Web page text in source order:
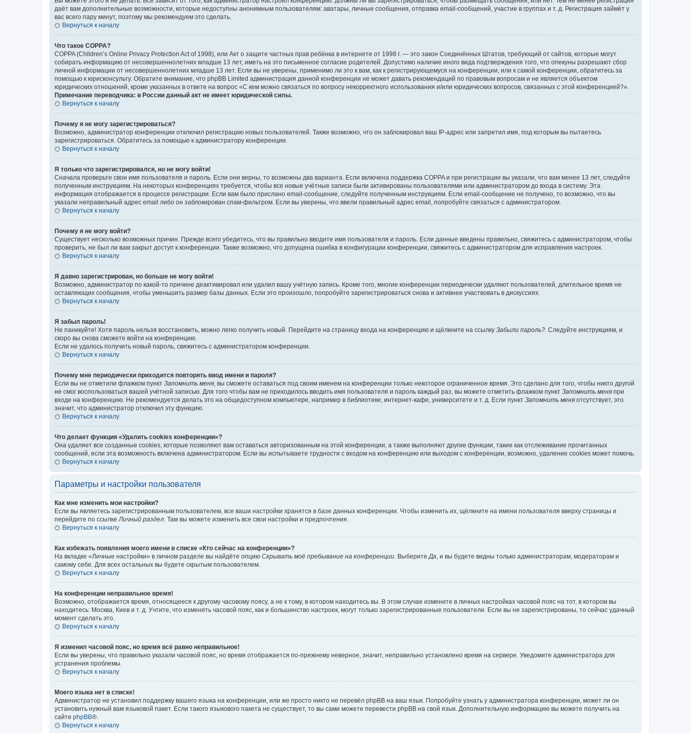
даёт вам дополнительные возможности, которые недоступны анонимным пользователям: аватары, личные сообщения, отправка email-сообщений, участие в группах и т. д. Регистрация займёт у
вас всего пару минут, поэтому мы рекомендуем это сделать.
Вернуться к началу
Что такое COPPA?
COPPA (Children’s Online Privacy Protection Act of 1998), или Акт о защите частных прав ребёнка в интернете от 1998 г. — это закон Соединённых Штатов, требующий от сайтов, которые могут
собирать информацию от несовершеннолетних младше 13 лет, иметь на это письменное согласие родителей. Допустимо наличие иного вида подтверждения того, что опекуны разрешают сбор
личной информации от несовершеннолетних младше 13 лет. Если вы не уверены, применимо ли это к вам, как к регистрирующемуся на конференции, или к самой конференции, обратитесь за
помощью к юрисконсульту. Обратите внимание, что phpBB Limited администрация данной конференции не может давать рекомендаций по правовым вопросам и не является объектом
юридических отношений, кроме указанных в ответе на вопрос «С кем можно связаться по вопросу некорректного использования и/или юридических вопросов, связанных с этой конференцией?».
Примечание переводчика: в России данный акт не имеет юридической силы.
Вернуться к началу
Почему я не могу зарегистрироваться?
Возможно, администратор конференции отключил регистрацию новых пользователей. Также возможно, что он заблокировал ваш IP-адрес или запретил имя, под которым вы пытаетесь
зарегистрироваться. Обратитесь за помощью к администратору конференции.
Вернуться к началу
Я только что зарегистрировался, но не могу войти!
Сначала проверьте свои имя пользователя и пароль. Если они верны, то возможны два варианта. Если включена поддержка COPPA и при регистрации вы указали, что вам менее 13 лет, следуйте
полученным инструкциям. На некоторых конференциях требуется, чтобы все новые учётные записи были активированы пользователями или администратором до входа в систему. Эта
информация отображается в процессе регистрации. Если вам было прислано email-сообщение, следуйте полученным инструкциям. Если email-сообщение не получено, то возможно, что вы
указали неправильный адрес email либо он заблокирован спам-фильтром. Если вы уверены, что ввели правильный адрес email, попробуйте связаться с администратором.
Вернуться к началу
Почему я не могу войти?
Существует несколько возможных причин. Прежде всего убедитесь, что вы правильно вводите имя пользователя и пароль. Если данные введены правильно, свяжитесь с администратором, чтобы
проверить, не был ли вам закрыт доступ к конференции. Также возможно, что допущена ошибка в конфигурации конференции, свяжитесь с администратором для исправления настроек.
Вернуться к началу
Я давно зарегистрирован, но больше не могу войти!
Возможно, администратор по какой-то причине деактивировал или удалил вашу учётную запись. Кроме того, многие конференции периодически удаляют пользователей, длительное время не
оставляющих сообщения, чтобы уменьшить размер базы данных. Если это произошло, попробуйте зарегистрироваться снова и активнее участвовать в дискуссиях.
Вернуться к началу
Я забыл пароль!
Не паникуйте! Хотя пароль нельзя восстановить, можно легко получить новый. Перейдите на страницу входа на конференцию и щёлкните на ссылку Забыли пароль? . Следуйте инструкциям, и
скоро вы снова сможете войти на конференцию.
Если не удалось получить новый пароль, свяжитесь с администратором конференции.
Вернуться к началу
Почему мне периодически приходится повторять ввод имени и пароля?
Если вы не отметили флажком пункт Запомнить меня , вы сможете оставаться под своим именем на конференции только некоторое ограниченное время. Это сделано для того, чтобы никто другой
не смог воспользоваться вашей учётной записью. Для того чтобы вам не приходилось вводить имя пользователя и пароль каждый раз, вы можете отметить флажком пункт Запомнить меня при
входе на конференцию. Не рекомендуется делать это на общедоступном компьютере, например в библиотеке, интернет-кафе, университете и т. д. Если пункт Запомнить меня отсутствует, это
значит, что администратор отключил эту функцию.
Вернуться к началу
Что делает функция «Удалить cookies конференции»?
Она удаляет все созданные cookies, которые позволяют вам оставаться авторизованным на этой конференции, а также выполняют другие функции, такие как отслеживание прочитанных
сообщений, если эта возможность включена администратором. Если вы испытываете трудности с входом на конференцию или выходом с конференции, возможно, удаление cookies может помочь.
Вернуться к началу
Параметры и настройки пользователя
Как мне изменить мои настройки?
Если вы являетесь зарегистрированным пользователем, все ваши настройки хранятся в базе данных конференции. Чтобы изменить их, щёлкните на имени пользователя вверху страницы и
перейдите по ссылке Личный раздел . Там вы можете изменить все свои настройки и предпочтения.
Вернуться к началу
Как избежать появления моего имени в списке «Кто сейчас на конференции»?
На вкладке «Личные настройки» в личном разделе вы найдёте опцию Скрывать моё пребывание на конференции . Выберите Да , и вы будете видны только администраторам, модераторам и
самому себе. Для всех остальных вы будете скрытым пользователем.
Вернуться к началу
На конференции неправильное время!
Возможно, отображается время, относящееся к другому часовому поясу, а не к тому, в котором находитесь вы. В этом случае измените в личных настройках часовой пояс на тот, в котором вы
находитесь: Москва, Киев и т. д. Учтите, что изменять часовой пояс, как и большинство настроек, могут только зарегистрированные пользователи. Если вы не зарегистрированы, то сейчас удачный
момент сделать это.
Вернуться к началу
Я изменил часовой пояс, но время всё равно неправильное!
Если вы уверены, что правильно указали часовой пояс, но время отображается по-прежнему неверное, значит, неправильно установлено время на сервере. Уведомите администратора для
устранения проблемы.
Вернуться к началу
Моего языка нет в списке!
Администратор не установил поддержку вашего языка на конференции, или же просто никто не перевёл phpBB на ваш язык. Попробуйте узнать у администратора конференции, может ли он
установить нужный вам языковой пакет. Если такого языкового пакета не существует, то вы сами можете перевести phpBB на свой язык. Дополнительную информацию вы можете получить на
сайте phpBB®.
Вернуться к началу